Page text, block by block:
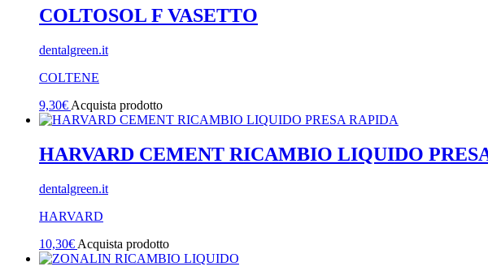
COLTOSOL F VASETTO
dentalgreen.it
COLTENE
9,30€ Acquista prodotto
HARVARD CEMENT RICAMBIO LIQUIDO
dentalgreen.it
HARVARD
10,30€ Acquista prodotto